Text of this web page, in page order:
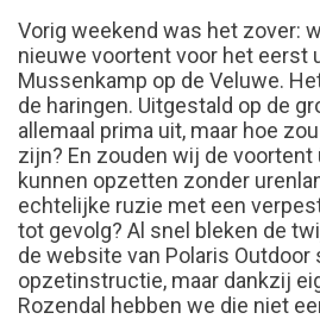
Vorig weekend was het zover:
nieuwe voortent voor het eerst
Mussenkamp op de Veluwe.
de haringen. Uitgestald op de
allemaal prima uit, maar hoe
zijn? En zouden wij de voortent
kunnen opzetten zonder
echtelijke ruzie met een
tot gevolg? Al snel bleken de
de website van Polaris
opzetinstructie, maar dankzij
Rozendal hebben we die niet